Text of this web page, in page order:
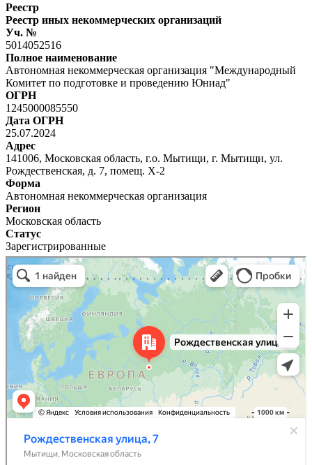
Реестр
Реестр иных некоммерческих организаций
Уч. №
5014052516
Полное наименование
Автономная некоммерческая организация "Международный
Комитет по подготовке и проведению Юниад"
ОГРН
1245000085550
Дата ОГРН
25.07.2024
Адрес
141006, Московская область, г.о. Мытищи, г. Мытищи, ул.
Рождественская, д. 7, помещ. Х-2
Форма
Автономная некоммерческая организация
Регион
Московская область
Статус
Зарегистрированные